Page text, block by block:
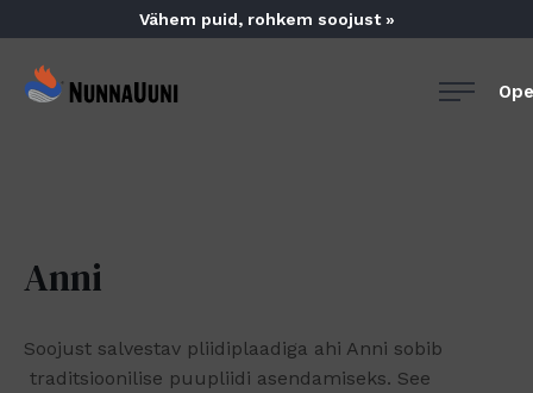
content
Vähem puid, rohkem soojust »
NunnaUuni
Anni
Soojust salvestav pliidiplaadiga ahi Anni sobib
traditsioonilise puupliidi asendamiseks. See